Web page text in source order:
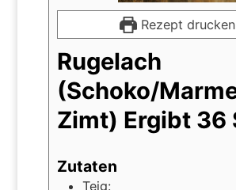
Rezept drucken
Rugelach
(Schoko/
Zimt) Ergibt 36
Zutaten
Teig: